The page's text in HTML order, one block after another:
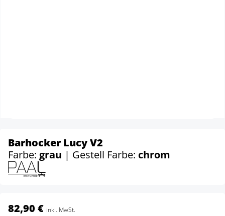
Barhocker Lucy V2
Farbe: grau | Gestell Farbe: chrom
82,90 € inkl. MwSt.